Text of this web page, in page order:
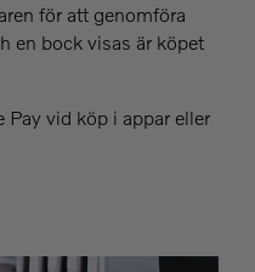
för att genomföra
en bock visas är köpet
Pay vid köp i appar eller